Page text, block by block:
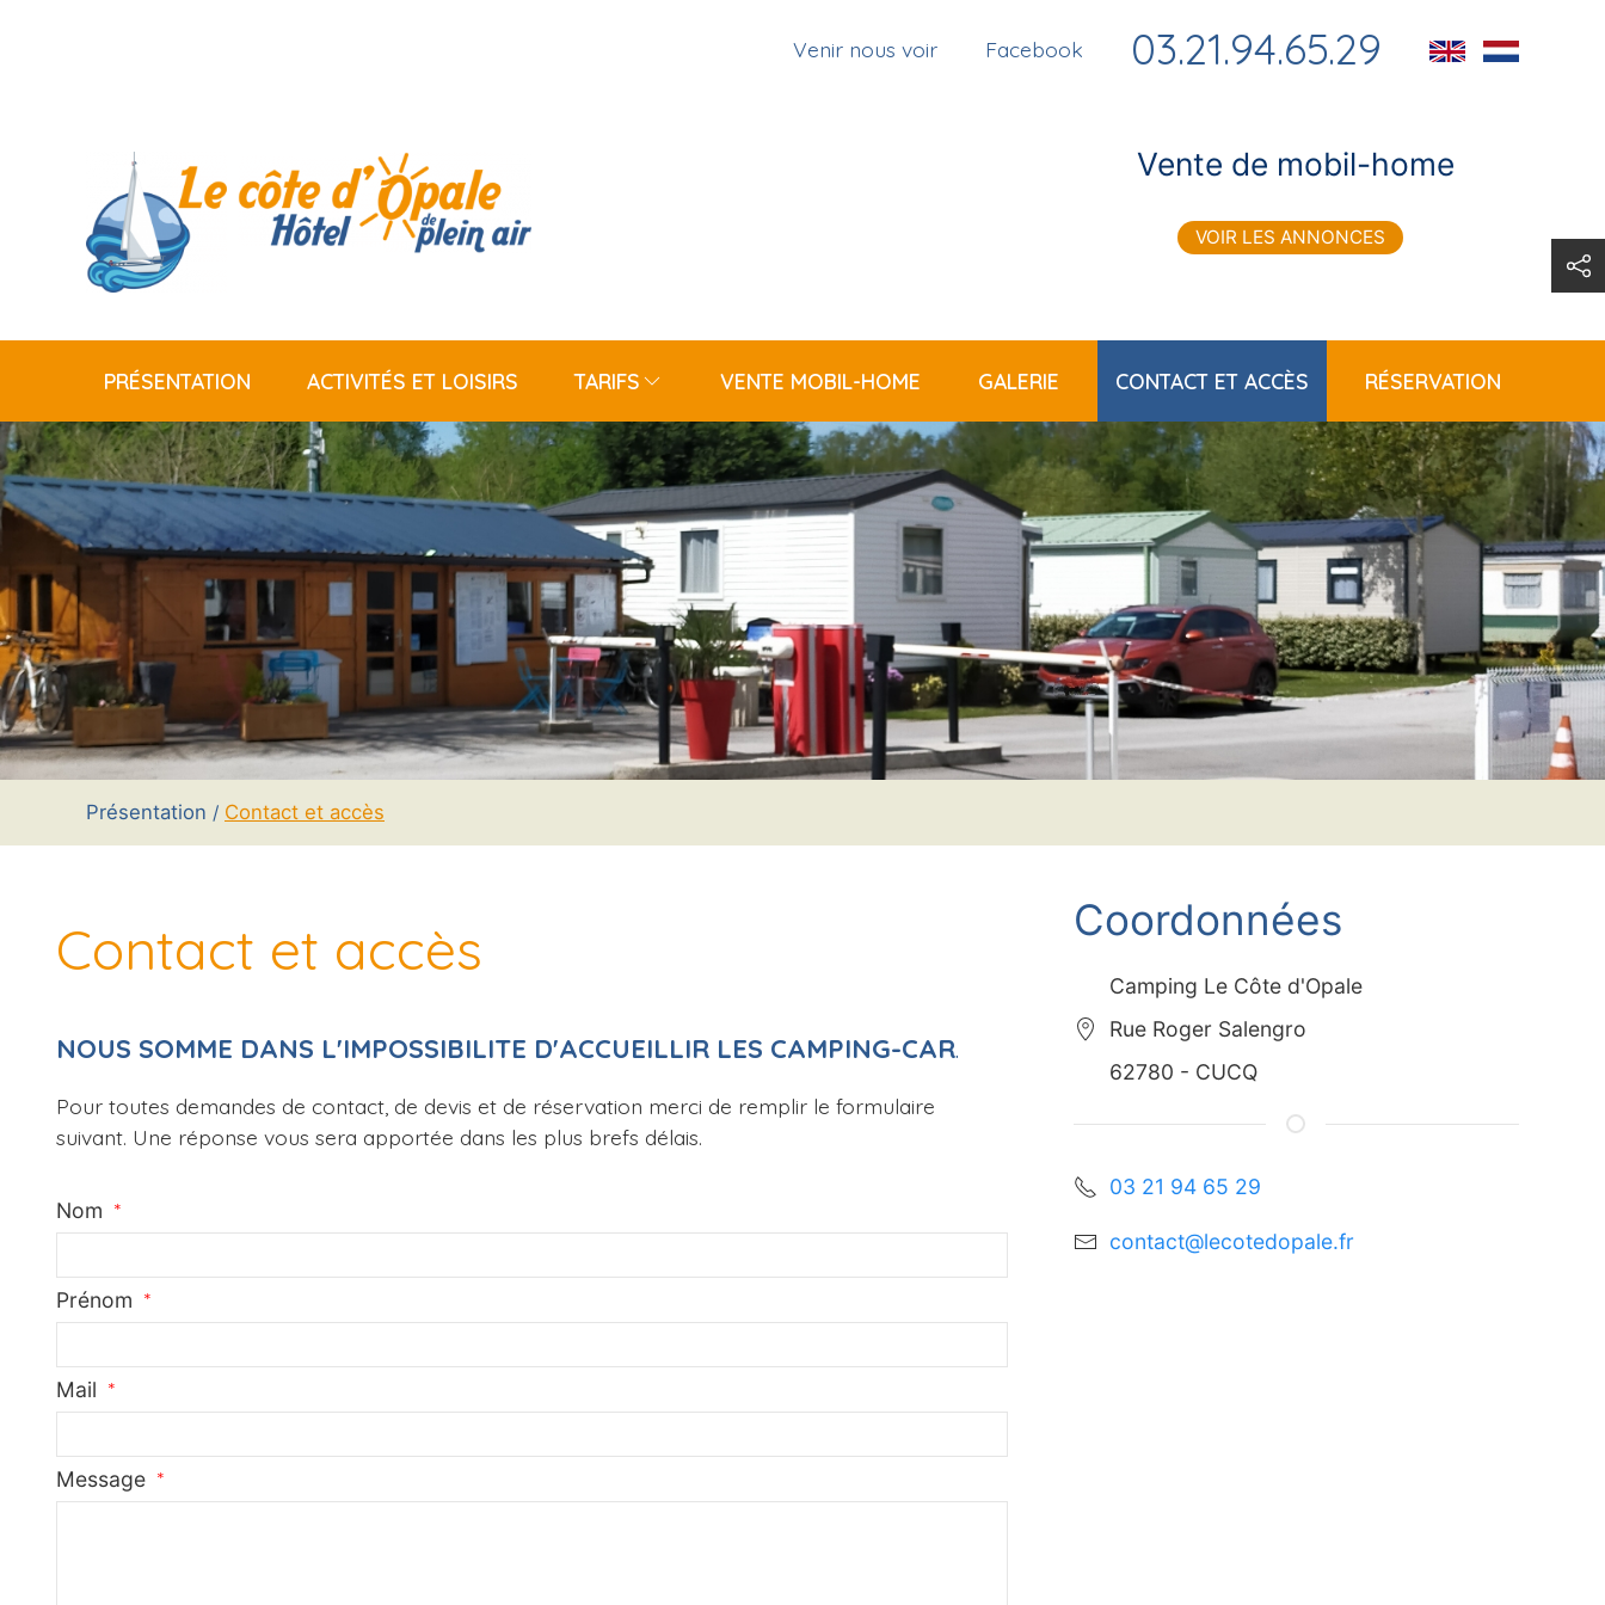
Venir nous voir Facebook 03.21.94.65.29
Vente de mobil-home
VOIR LES ANNONCES
PRÉSENTATION ACTIVITÉS ET LOISIRS TARIFS VENTE MOBIL-HOME GALERIE CONTACT ET ACCÈS RÉSERVATION
Présentation Contact et accès
Contact et accès
NOUS SOMME DANS L'IMPOSSIBILITE D'ACCUEILLIR LES CAMPING-CAR.
Pour toutes demandes de contact, de devis et de réservation merci de remplir le formulaire
suivant. Une réponse vous sera apportée dans les plus brefs délais.
Nom
Prénom
Mail
Message
Coordonnées
Camping Le Côte d'Opale
Rue Roger Salengro
62780 - CUCQ
03 21 94 65 29
contact@lecotedopale.fr